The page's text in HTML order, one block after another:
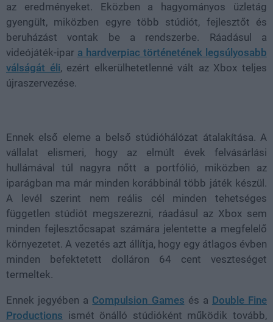
az eredményeket. Eközben a hagyományos üzletág
gyengült, miközben egyre több stúdiót, fejlesztőt és
beruházást vontak be a rendszerbe. Ráadásul a
videójáték-ipar a hardverpiac történetének legsúlyosabb
válságát éli, ezért elkerülhetetlenné vált az Xbox teljes
újraszervezése.
Ennek első eleme a belső stúdióhálózat átalakítása. A
vállalat elismeri, hogy az elmúlt évek felvásárlási
hullámával túl nagyra nőtt a portfólió, miközben az
iparágban ma már minden korábbinál több játék készül.
A levél szerint nem reális cél minden tehetséges
független stúdiót megszerezni, ráadásul az Xbox sem
minden fejlesztőcsapat számára jelentette a megfelelő
környezetet. A vezetés azt állítja, hogy egy átlagos évben
minden befektetett dolláron 64 cent veszteséget
termeltek.
Ennek jegyében a Compulsion Games és a Double Fine
Productions ismét önálló stúdióként működik tovább,